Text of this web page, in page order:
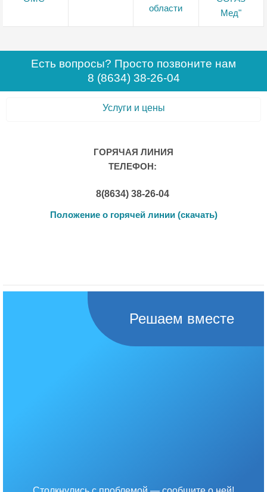
Есть вопросы? Просто позвоните нам
8 (8634) 38-26-04
Услуги и цены
ГОРЯЧАЯ ЛИНИЯ
ТЕЛЕФОН:
8(8634) 38-26-04
Положение о горячей линии (скачать)
Решаем вместе